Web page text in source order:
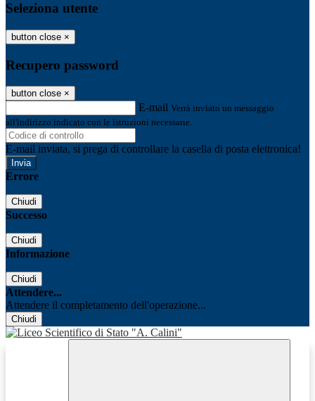
Seleziona utente
button close ×
Recupero password
button close ×
E-mail Verrà inviato un messaggio
all'indirizzo indicato con le istruzioni necessarie.
E-mail inviata, si prega di controllare la casella di posta elettronica!
Errore
Chiudi
Successo
Chiudi
Informazione
Chiudi
Attendere...
Attendere il completamento dell'operazione...
Chiudi